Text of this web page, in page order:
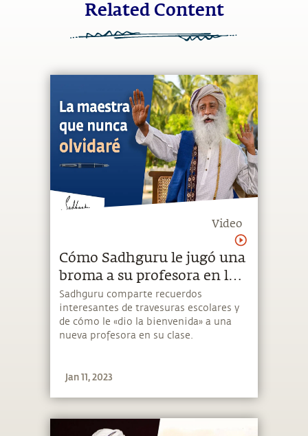
Related Content
Video
Cómo Sadhguru le jugó una
broma a su profesora en la
escuela | Sadhguru Español
Sadhguru comparte recuerdos
interesantes de travesuras escolares y
de cómo le «dio la bienvenida» a una
nueva profesora en su clase.
Jan 11, 2023